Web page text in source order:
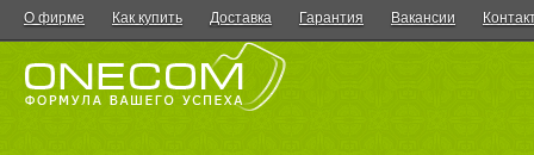
О фирме Как купить Доставка Гарантия Вакансии